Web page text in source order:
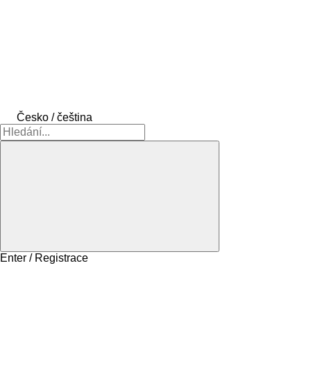
Česko / čeština
Enter / Registrace